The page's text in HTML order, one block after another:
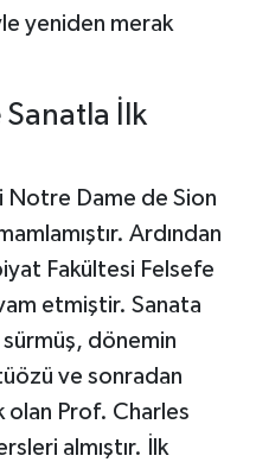
yeniden merak
Sanatla İlk
Notre Dame de Sion
Ardından
Fakültesi Felsefe
etmiştir. Sanata
dönemin
ve sonradan
olan Prof. Charles
almıştır. İlk